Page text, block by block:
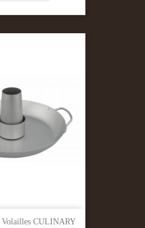
Volailles CULINARY